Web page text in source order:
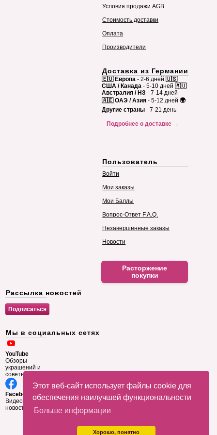
Этот веб-сайт использует файлы cookie для
обеспечения наилучшей функциональности
Больше информации
Хорошо, понятно
Условия продажи AGB
Стоимость доставки
Оплата
Производители
Доставка из Германии
🇪🇺 Европа - 2-6 дней 🇺🇸
США / Канада - 5-10 дней 🇦🇺
Австралия / НЗ - 7-14 дней
🇦🇪 ОАЭ / Азия - 5-12 дней 🌍
Другие страны - 7-21 день
Подробнее о доставке →
Пользователь
Войти
Мои заказы
Мои Баллы
Вопрос-Ответ F.A.Q.
Незавершенные заказы
Новости
Расторжение
покупки
Рассылка новостей
Мы в социальных сетях
YouTube
Обзоры
украшений и
советы
Facebook
Видео и
новости